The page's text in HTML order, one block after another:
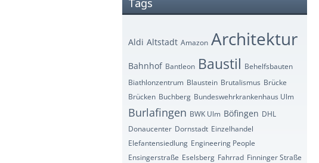
Tags
Aldi Altstadt Amazon Architektur
Bahnhof Bantleon Baustil Behelfsbauten
Biathlonzentrum Blaustein Brutalismus Brücke
Brücken Buchberg Bundeswehrkrankenhaus Ulm
Burlafingen BWK Ulm Böfingen DHL
Donaucenter Dornstadt Einzelhandel
Elefantensiedlung Engineering People
Ensingerstraße Eselsberg Fahrrad Finninger Straße